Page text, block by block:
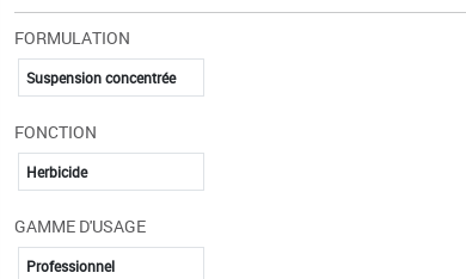
FORMULATION
Suspension concentrée
FONCTION
Herbicide
GAMME D'USAGE
Professionnel